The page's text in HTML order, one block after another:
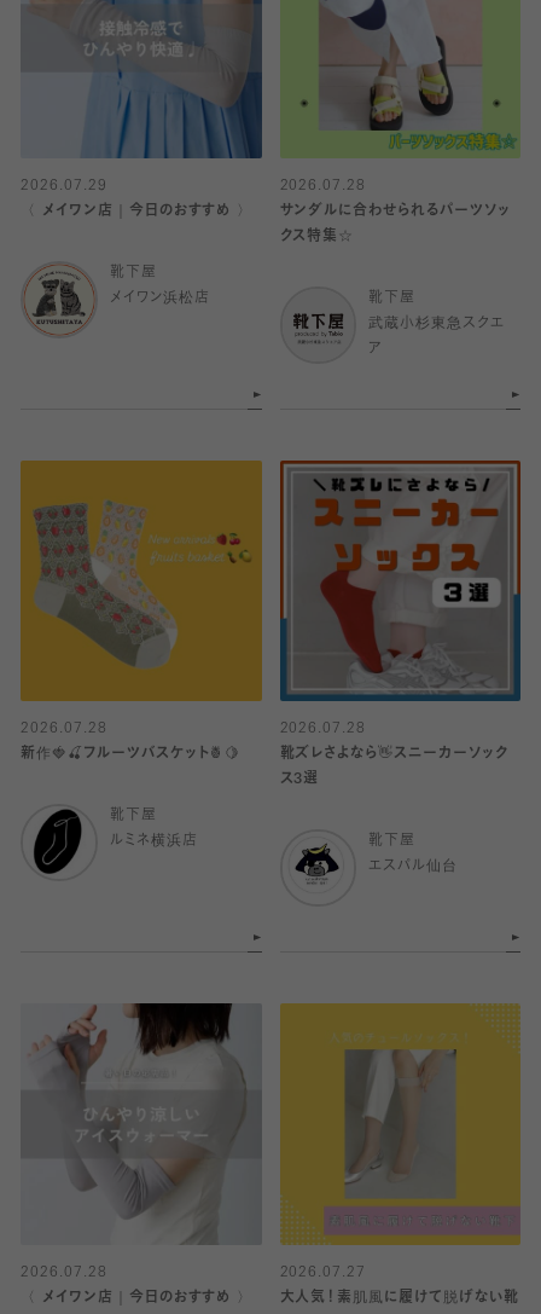
2026.07.29
〈 メイワン店｜今日のおすすめ 〉
靴下屋
メイワン浜松店
2026.07.28
サンダルに合わせられるパーツソッ
クス特集☆
靴下屋
武蔵小杉東急スクエ
ア
2026.07.28
新作🍓🍒フルーツバスケット🍍🍋
靴下屋
ルミネ横浜店
2026.07.28
靴ズレさよなら👋スニーカーソック
ス3選
靴下屋
エスパル仙台
2026.07.28
〈 メイワン店｜今日のおすすめ 〉
2026.07.27
大人気！素肌風に履けて脱げない靴